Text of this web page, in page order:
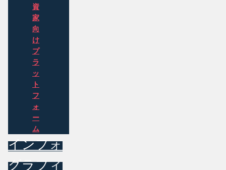
資
家
向
け
プ
ラ
ッ
ト
フ
ォ
ー
ム
インフォ
グラフィ